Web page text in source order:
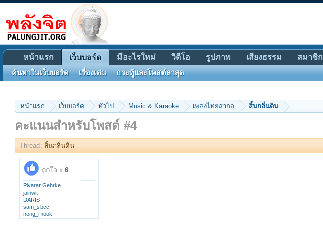
หน้าแรก เว็บบอร์ด ทั่วไป Music & Karaoke เพลงไทยสากล สิ้นกลิ่นดิน
คะแนนสำหรับโพสต์ #4
Thread: สิ้นกลิ่นดิน
ถูกใจ x 6
Piyarat Gehrke
jainwit
DARIS
sam_sbcc
nong_mook
KHONGRIT
หน้าแรก เว็บบอร์ด
ค้นหาในเว็บบอร์ด เรื่องเด่น กระทู้และโพสต์ล่าสุด
มีอะไรใหม่ วิดีโอ รูปภาพ เสียงธรรม สมาชิก